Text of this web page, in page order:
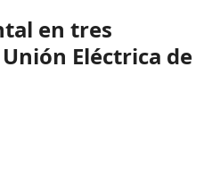
en tres
Eléctrica de